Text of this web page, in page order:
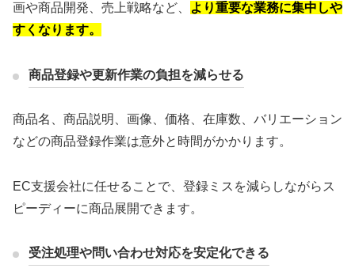
画や商品開発、売上戦略など、
より重要な業務に集中しや
すくなります。
商品登録や更新作業の負担を減らせる
商品名、商品説明、画像、価格、在庫数、バリエーション
などの商品登録作業は意外と時間がかかります。
EC支援会社に任せることで、登録ミスを減らしながらス
ピーディーに商品展開できます。
受注処理や問い合わせ対応を安定化できる